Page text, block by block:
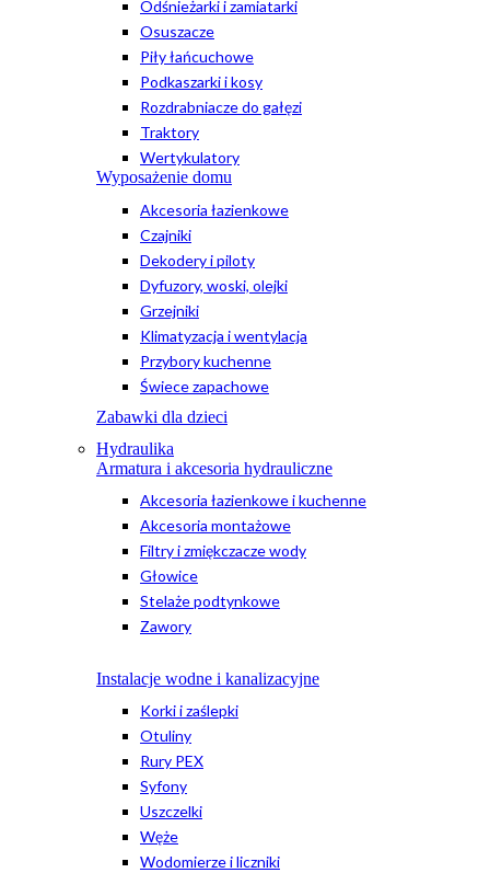
Odśnieżarki i zamiatarki
Osuszacze
Piły łańcuchowe
Podkaszarki i kosy
Rozdrabniacze do gałęzi
Traktory
Wertykulatory
Wyposażenie domu
Akcesoria łazienkowe
Czajniki
Dekodery i piloty
Dyfuzory, woski, olejki
Grzejniki
Klimatyzacja i wentylacja
Przybory kuchenne
Świece zapachowe
Zabawki dla dzieci
Hydraulika
Armatura i akcesoria hydrauliczne
Akcesoria łazienkowe i kuchenne
Akcesoria montażowe
Filtry i zmiękczacze wody
Głowice
Stelaże podtynkowe
Zawory
Instalacje wodne i kanalizacyjne
Korki i zaślepki
Otuliny
Rury PEX
Syfony
Uszczelki
Węże
Wodomierze i liczniki